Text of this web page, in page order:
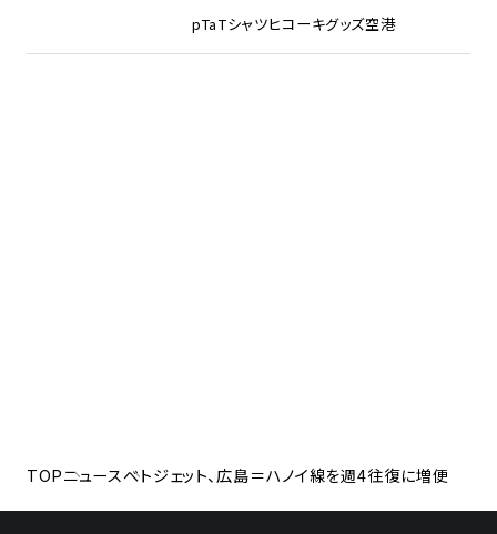
pTaTシャツヒコーキグッズ空港
TOPニュースべトジェット、広島＝ハノイ線を週4往復に増便